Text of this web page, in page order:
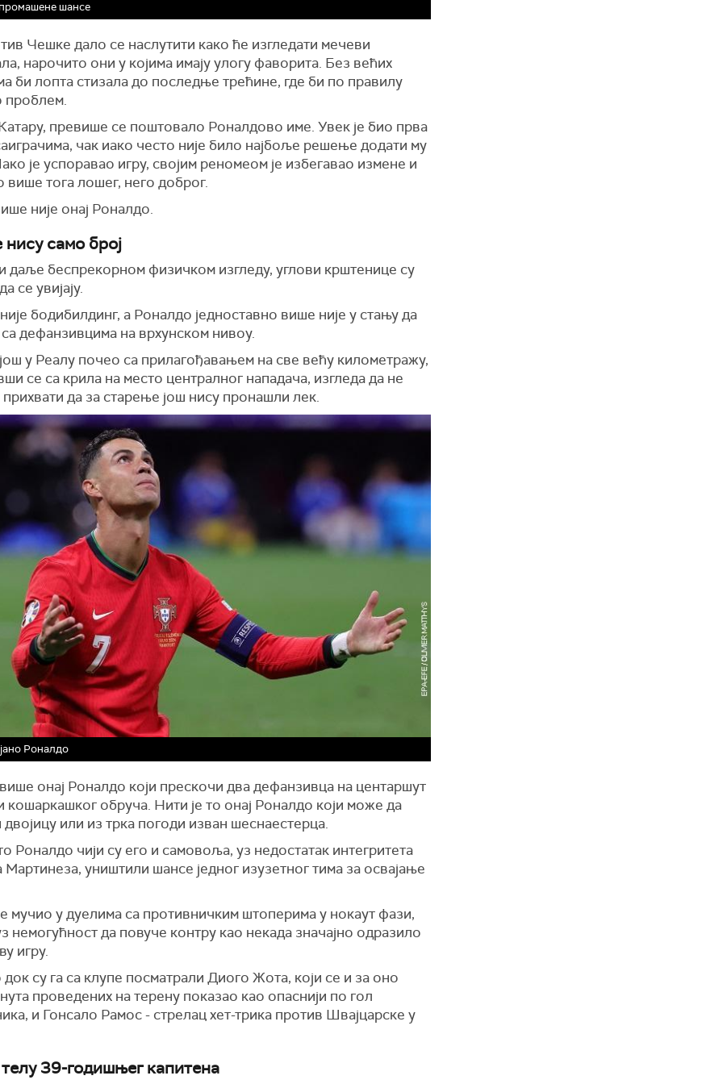
шансе
Чешке дало се наслутити како ће изгледати мечеви
нарочито они у којима имају улогу фаворита. Без већих
би лопта стизала до последње трећине, где би по правилу
проблем.
превише се поштовало Роналдово име. Увек је био прва
чак иако често није било најбоље решење додати му
је успоравао игру, својим реномеом је избегавао измене и
више тога лошег, него доброг.
није онај Роналдо.
нису само број
даље беспрекорном физичком изгледу, углови крштенице су
се увијају.
бодибилдинг, а Роналдо једноставно више није у стању да
дефанзивцима на врхунском нивоу.
у Реалу почео са прилагођавањем на све већу километражу,
се са крила на место централног нападача, изгледа да не
да за старење још нису пронашли лек.
Роналдо
онај Роналдо који прескочи два дефанзивца на центаршут
кошаркашког обруча. Нити је то онај Роналдо који може да
двојицу или из трка погоди изван шеснаестерца.
Роналдо чији су его и самовоља, уз недостатак интегритета
Мартинеза, уништили шансе једног изузетног тима за освајање
мучио у дуелима са противничким штоперима у нокаут фази,
немогућност да повуче контру као некада значајно одразило
игру.
су га са клупе посматрали Диого Жота, који се и за оно
проведених на терену показао као опаснији по гол
и Гонсало Рамос - стрелац хет-трика против Швајцарске у
39-годишњег капитена